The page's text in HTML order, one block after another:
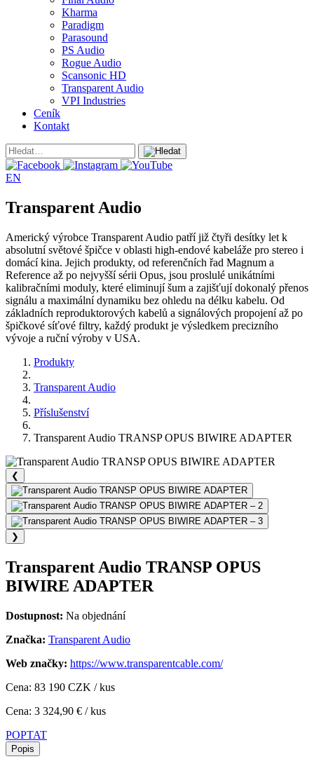
Kharma
Paradigm
Parasound
PS Audio
Rogue Audio
Scansonic HD
Transparent Audio
VPI Industries
Ceník
Kontakt
EN
Transparent Audio
Americký výrobce Transparent Audio patří již čtyři desítky let k
absolutní světové špičce v oblasti high-endové kabeláže pro stereo i
domácí kina. Jejich produkty, od referenčních řad Magnum a
Reference až po nejvyšší sérii Opus, jsou proslulé unikátními
kalibračními moduly, které eliminují šum a zajišťují dokonalý přenos
signálu a maximální dynamiku bez ohledu na délku kabelu. Od
základních reproduktorových kabelů a signálových propojení až po
špičkové síťové filtry, každý produkt je výsledkem precizního
vývoje a ruční výroby v USA.
Produkty
Transparent Audio
Příslušenství
Transparent Audio TRANSP OPUS BIWIRE ADAPTER
❮
❯
Transparent Audio TRANSP OPUS
BIWIRE ADAPTER
Dostupnost: Na objednání
Značka: Transparent Audio
Web značky: https://www.transparentcable.com/
Cena: 83 190 CZK / kus
Cena: 3 324,90 € / kus
POPTAT
Popis